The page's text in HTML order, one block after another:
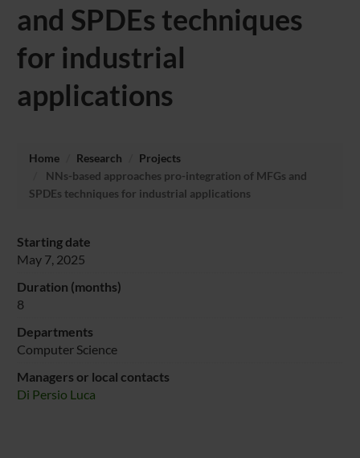
and SPDEs techniques
for industrial
applications
Home Research
Projects
NNs-based approaches pro-integration of MFGs and
SPDEs techniques for industrial applications
Starting date
May 7, 2025
Duration (months)
8
Departments
Computer Science
Managers or local contacts
Di Persio Luca